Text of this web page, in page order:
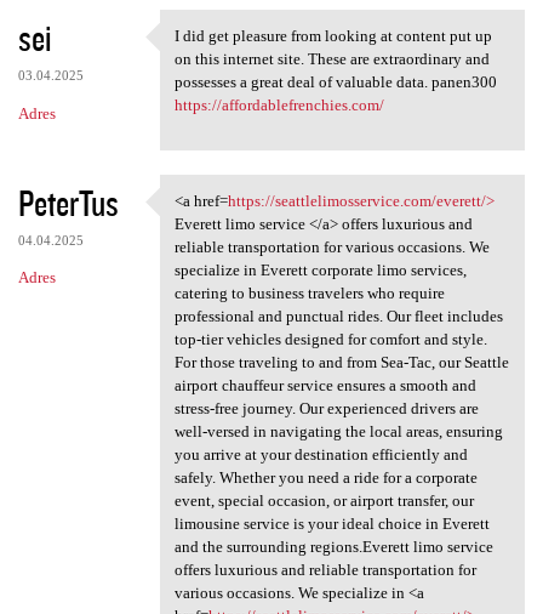
sei
03.04.2025
Adres
I did get pleasure from
I did get pleasure from looking at content put up
on this internet site. These are extraordinary and
possesses a great deal of valuable data. panen300
https://affordablefrenchies.com/
PeterTus
04.04.2025
Adres
<a href=https:/
<a href=https://seattlelimosservice.com/everett/>
Everett limo service </a> offers luxurious and
reliable transportation for various occasions. We
specialize in Everett corporate limo services,
catering to business travelers who require
professional and punctual rides. Our fleet includes
top-tier vehicles designed for comfort and style.
For those traveling to and from Sea-Tac, our Seattle
airport chauffeur service ensures a smooth and
stress-free journey. Our experienced drivers are
well-versed in navigating the local areas, ensuring
you arrive at your destination efficiently and
safely. Whether you need a ride for a corporate
event, special occasion, or airport transfer, our
limousine service is your ideal choice in Everett
and the surrounding regions.Everett limo service
offers luxurious and reliable transportation for
various occasions. We specialize in <a